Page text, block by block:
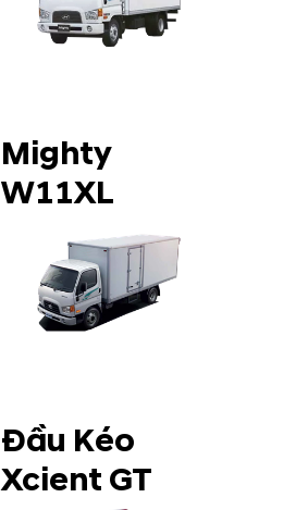
Mighty
W11XL
Đầu Kéo
Xcient GT